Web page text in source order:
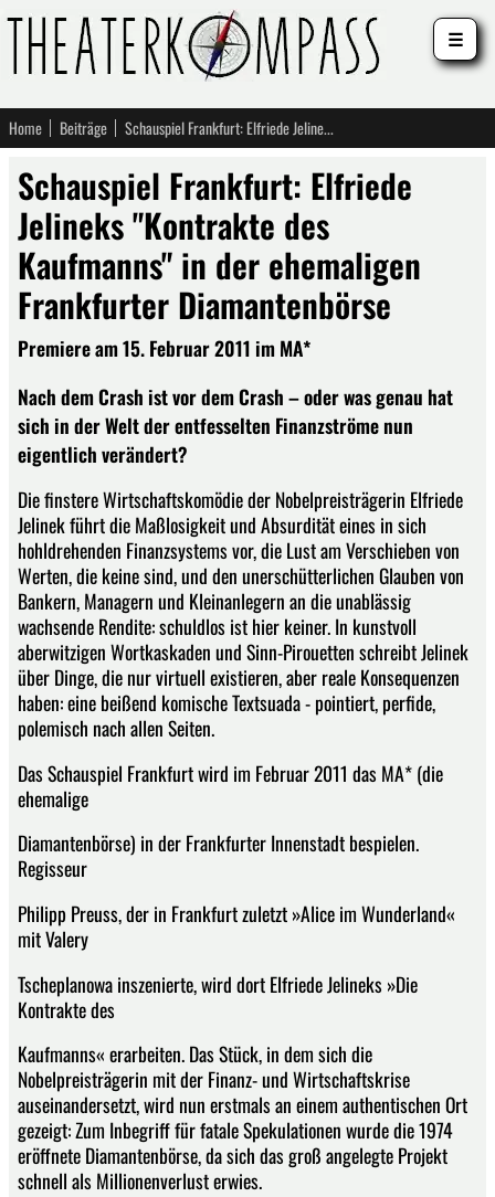
Home Beiträge Schauspiel Frankfurt: Elfriede Jelineks "Kontrakte des Kaufmanns" in der ehemaligen Frankfurter Diamantenbörse
Schauspiel Frankfurt: Elfriede
Jelineks "Kontrakte des
Kaufmanns" in der ehemaligen
Frankfurter Diamantenbörse
Premiere am 15. Februar 2011 im MA*
Nach dem Crash ist vor dem Crash – oder was genau hat
sich in der Welt der entfesselten Finanzströme nun
eigentlich verändert?
Die finstere Wirtschaftskomödie der Nobelpreisträgerin Elfriede
Jelinek führt die Maßlosigkeit und Absurdität eines in sich
hohldrehenden Finanzsystems vor, die Lust am Verschieben von
Werten, die keine sind, und den unerschütterlichen Glauben von
Bankern, Managern und Kleinanlegern an die unablässig
wachsende Rendite: schuldlos ist hier keiner. In kunstvoll
aberwitzigen Wortkaskaden und Sinn-Pirouetten schreibt Jelinek
über Dinge, die nur virtuell existieren, aber reale Konsequenzen
haben: eine beißend komische Textsuada - pointiert, perfide,
polemisch nach allen Seiten.
Das Schauspiel Frankfurt wird im Februar 2011 das MA* (die
ehemalige
Diamantenbörse) in der Frankfurter Innenstadt bespielen.
Regisseur
Philipp Preuss, der in Frankfurt zuletzt »Alice im Wunderland«
mit Valery
Tscheplanowa inszenierte, wird dort Elfriede Jelineks »Die
Kontrakte des
Kaufmanns« erarbeiten. Das Stück, in dem sich die
Nobelpreisträgerin mit der Finanz- und Wirtschaftskrise
auseinandersetzt, wird nun erstmals an einem authentischen Ort
gezeigt: Zum Inbegriff für fatale Spekulationen wurde die 1974
eröffnete Diamantenbörse, da sich das groß angelegte Projekt
schnell als Millionenverlust erwies.
☰